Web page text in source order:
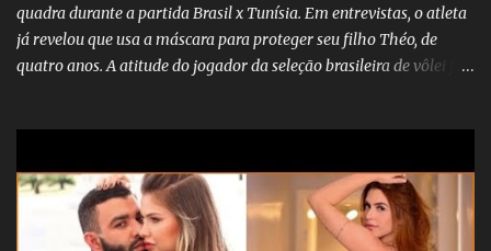
quadra durante a partida Brasil x Tunísia. Em entrevistas, o atleta
já revelou que usa a máscara para proteger seu filho Théo, de
quatro anos. A atitude do jogador da seleção brasileira de vôlei foi
Marta marcou duas vezes, Debinha, Andressa Alves e Bia
Zaneratto foram autoras dos gols. Juliette, embaixadora
‎@Globoplay mandou um xero para as meninas e falou do seu